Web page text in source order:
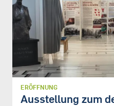
ERÖFFNUNG
Ausstellung zum